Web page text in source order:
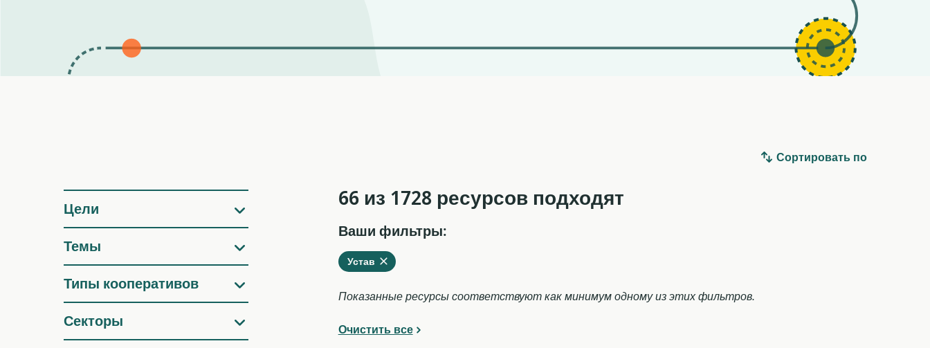
Фильтры
Цели
Темы
Типы кооперативов
Секторы
Сортировать по
66 из 1728 ресурсов подходят
Ваши фильтры:
Удалить
Уставиз
текущих
Показанные ресурсы соответствуют как минимум одному из этих фильтров.
Очистить все